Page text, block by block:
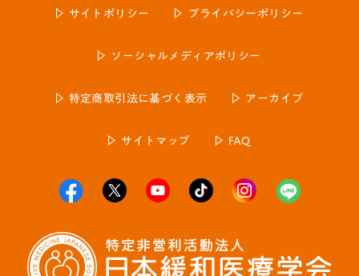
サイトポリシー プライバシーポリシー
ソーシャルメディアポリシー
特定商取引法に基づく表示 アーカイブ
サイトマップ FAQ